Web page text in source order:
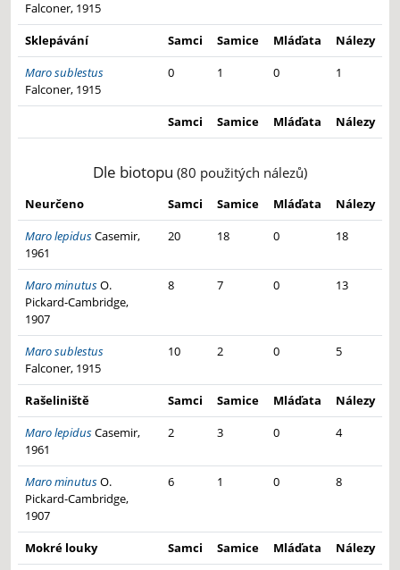
Falconer, 1915
Sklepávání Samci Samice Mláďata
Nálezy
Maro sublestus
Falconer, 1915
0 1 0 1
Samci Samice Mláďata Nálezy
Dle biotopu (80 použitých nálezů)
Neurčeno Samci Samice Mláďata
Nálezy
Maro lepidusCasemir,
1961
20 18 0 18
Maro minutusO.
Pickard-Cambridge,
1907
8 7 0 13
Maro sublestus
Falconer, 1915
10 2 0 5
Rašeliniště Samci Samice Mláďata
Nálezy
Maro lepidusCasemir,
1961
2 3 0 4
Maro minutusO.
Pickard-Cambridge,
1907
6 1 0 8
Mokré louky Samci Samice Mláďata
Nálezy